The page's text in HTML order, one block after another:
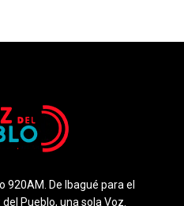
920AM. De Ibagué para el
Pueblo, una sola Voz.